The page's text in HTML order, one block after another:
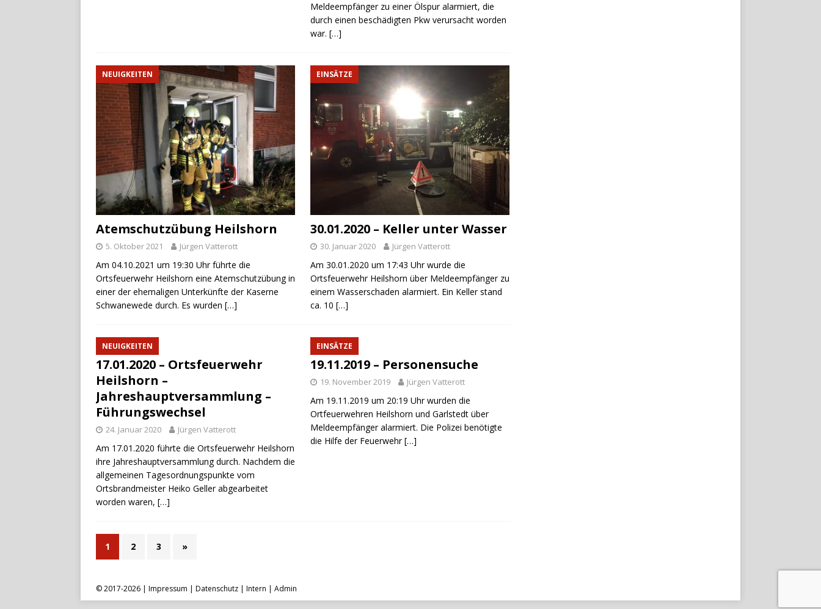
Meldeempfänger zu einer Ölspur alarmiert, die
durch einen beschädigten Pkw verursacht worden
war. […]
NEUIGKEITEN
Atemschutzübung Heilshorn
5. Oktober 2021 Jürgen Vatterott
Am 04.10.2021 um 19:30 Uhr führte die
Ortsfeuerwehr Heilshorn eine Atemschutzübung in
einer der ehemaligen Unterkünfte der Kaserne
Schwanewede durch. Es wurden […]
EINSÄTZE
30.01.2020 – Keller unter Wasser
30. Januar 2020 Jürgen Vatterott
Am 30.01.2020 um 17:43 Uhr wurde die
Ortsfeuerwehr Heilshorn über Meldeempfänger zu
einem Wasserschaden alarmiert. Ein Keller stand
ca. 10 […]
NEUIGKEITEN
17.01.2020 – Ortsfeuerwehr
Heilshorn –
Jahreshauptversammlung –
Führungswechsel
24. Januar 2020 Jürgen Vatterott
Am 17.01.2020 führte die Ortsfeuerwehr Heilshorn
ihre Jahreshauptversammlung durch. Nachdem die
allgemeinen Tagesordnungspunkte vom
Ortsbrandmeister Heiko Geller abgearbeitet
worden waren, […]
EINSÄTZE
19.11.2019 – Personensuche
19. November 2019 Jürgen Vatterott
Am 19.11.2019 um 20:19 Uhr wurden die
Ortfeuerwehren Heilshorn und Garlstedt über
Meldeempfänger alarmiert. Die Polizei benötigte
die Hilfe der Feuerwehr[…]
1 2 3 »
© 2017-2026 | Impressum | Datenschutz | Intern | Admin